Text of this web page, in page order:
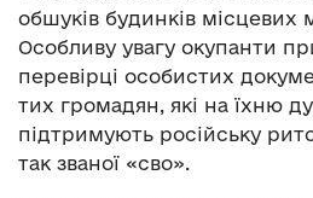
обшуків будинків місцевих
Особливу увагу окупанти
перевірці особистих
тих громадян, які на їхню
підтримують російську
так званої «сво».